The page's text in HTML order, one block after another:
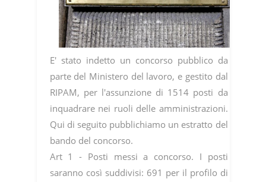
E' stato indetto un concorso pubblico da
parte del Ministero del lavoro, e gestito dal
RIPAM, per l'assunzione di 1514 posti da
inquadrare nei ruoli delle amministrazioni.
Qui di seguito pubblichiamo un estratto del
bando del concorso.
Art 1 - Posti messi a concorso. I posti
saranno così suddivisi: 691 per il profilo di